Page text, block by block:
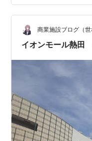
に広めた先駆者だそ
（基本）」 名古屋周
味しくいただきまし
＿）＞
商業施設ブログ（世
イオンモール熱田